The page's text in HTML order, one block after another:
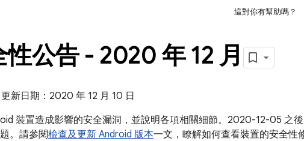
這對你有幫助嗎？
公告 - 2020 年 12 月
新日期：2020 年 12 月 10 日
裝置造成影響的安全漏洞，並說明各項相關細節。2020-12-05 之
。請參閱檢查及更新 Android 版本一文，瞭解如何查看裝置的安全性